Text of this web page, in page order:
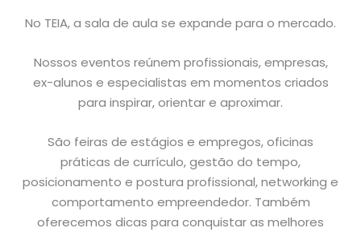
No TEIA, a sala de aula se expande para o mercado.
Nossos eventos reúnem profissionais, empresas,
ex-alunos e especialistas em momentos criados
para inspirar, orientar e aproximar.
São feiras de estágios e empregos, oficinas
práticas de currículo, gestão do tempo,
posicionamento e postura profissional, networking e
comportamento empreendedor. Também
oferecemos dicas para conquistar as melhores